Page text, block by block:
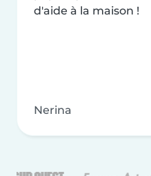
d'aide à la maison !
Nerina